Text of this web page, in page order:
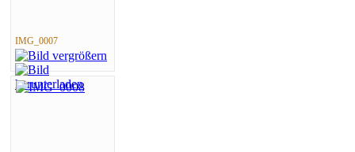
IMG_0007